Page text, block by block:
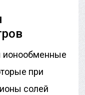
ионообменные
при
солей